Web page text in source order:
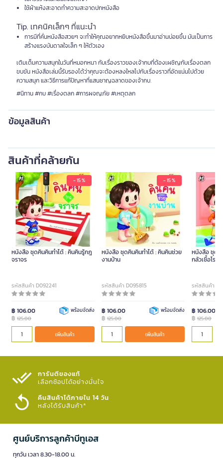
ใช้ผ้าแห้งสะอาดทำความสะอาดปกหนังสือ
Tip. เทคนิคเล็กๆ ที่แนะนำ
การมีที่คั่นหนังสือสวยๆ จะทำให้คุณอยากหยิบหนังสือขึ้นมาอ่านบ่อยขึ้น มันเป็นการ
สร้างแรงบันดาลใจเล็ก ๆ ให้ตัวเอง
เติมเต็มความสนุกในวันที่หมอกหนา กับเรื่องราวของเจ้ากบที่ต้องเผชิญกับเรื่องตลก
ขบขัน หนังสือเล่มนี้รับรองได้ว่าคุณจะต้องหลงใหลไปกับเรื่องราวที่อัดแน่นไปด้วย
ความสนุก และวิธีการแก้ปัญหาที่แสนชาญฉลาดของเจ้ากบ.
#นิทาน #กบ #เรื่องตลก #การผจญภัย #เหตุตลก
ข้อมูลสินค้า
สินค้าที่คล้ายกัน
- 15 %
หนังสือ ชุดคินคินทำได้ : คินคินรู้กฎ
จราจร
รหัสสินค้า D092241
฿ 106.00
฿ 125.00
พร้อมจัดส่ง
เพิ่มสินค้า
- 15 %
หนังสือ ชุดคินคินทำได้ : คินคินช่วย
งานบ้าน
รหัสสินค้า D095815
฿ 106.00
฿ 125.00
พร้อมจัดส่ง
เพิ่มสินค้า
หนังสือ ชุดคิ
กลัวเชื้อโรค
รหัสสินค้า
฿ 106.00
฿125.00
การันตีของแท้
เลือกช้อปได้อย่างมั่นใจ​
คืนสินค้าได้ภายใน 14 วัน
หลังได้รับสินค้า*
ศูนย์บริการลูกค้าบีทูเอส
ทุกวัน เวลา 8.30-18.00 น.